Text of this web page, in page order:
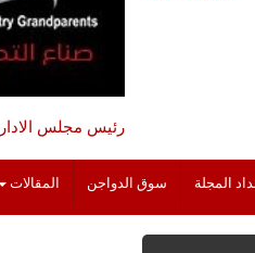
رئيس مجلس
المجلة سوق الدواجن المقالات